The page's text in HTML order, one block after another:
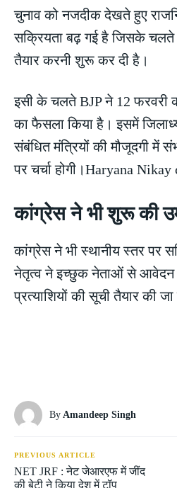
चुनाव को नजदीक देखते हुए
सक्रियता बढ़ गई है जिसके चलते
तैयार करनी शुरू कर दी है।
इसी के चलते BJP ने 12 फरवरी
का फैसला किया है। इसमें
संबंधित मंत्रियों की मौजूदगी में
पर चर्चा होगी।Haryana
कांग्रेस ने भी शुरू की
कांग्रेस ने भी स्थानीय स्तर पर
नेतृत्व ने इच्छुक नेताओं से आवेदन
प्रत्याशियों की सूची तैयार की
By Amandeep Singh
PREVIOUS ARTICLE
NET JRF : नेट जेआरएफ में जींद
की बेटी ने किया देश में टॉप